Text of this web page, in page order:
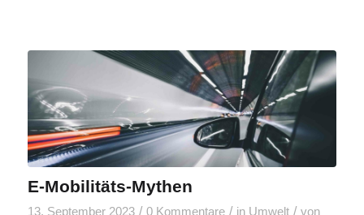
E-Mobilitäts-Mythen
13. September 2023 / 0 Kommentare / in Umwelt / von